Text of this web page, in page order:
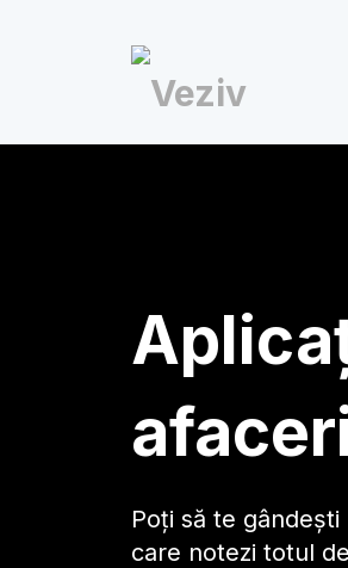
Poți să te
care notezi totul